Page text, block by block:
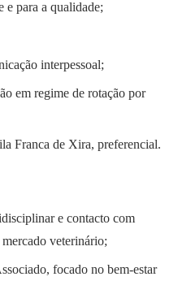
e para a qualidade;
interpessoal;
em regime de rotação por
Franca de Xira, preferencial.
e contacto com
veterinário;
focado no bem-estar